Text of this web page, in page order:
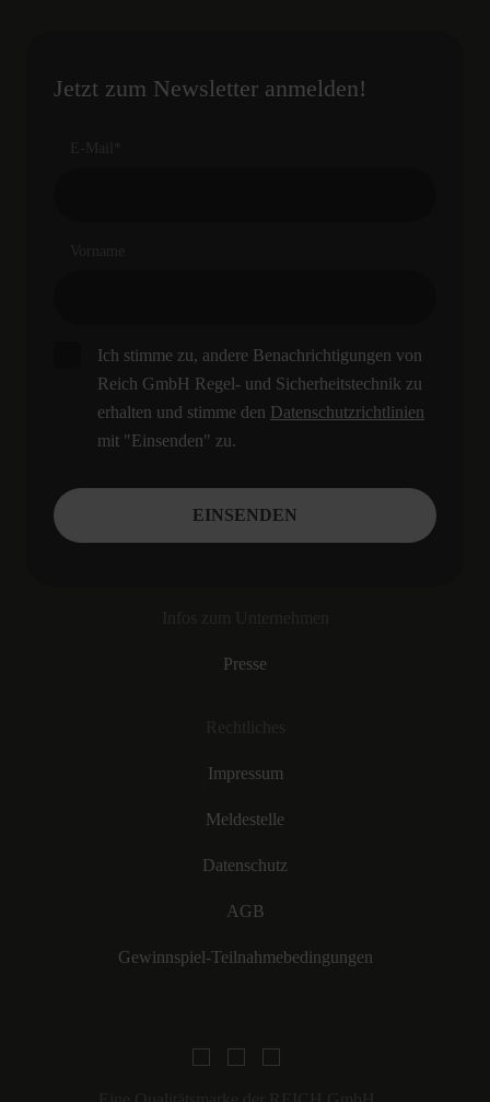
Jetzt zum Newsletter anmelden!
E-Mail
Vorname
Ich stimme zu, andere Benachrichtigungen von
Reich GmbH Regel- und Sicherheitstechnik zu
erhalten und stimme den Datenschutzrichtlinien
mit "Einsenden" zu.
Presse
Impressum
Meldestelle
Datenschutz
AGB
Gewinnspiel-Teilnahmebedingungen